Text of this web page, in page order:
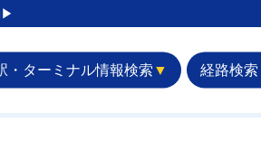
▶︎
・ターミナル情報検索 ▼ 経路検索